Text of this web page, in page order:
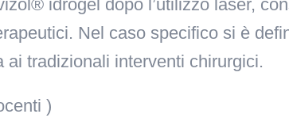
idrogel dopo l’utilizzo laser,
Nel caso specifico si è
ai tradizionali interventi chirurgici.
)